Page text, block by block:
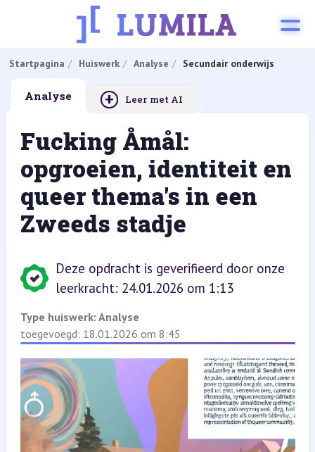
Startpagina Huiswerk Analyse Secundair onderwijs
Analyse + Leer met AI
Fucking Åmål:
opgroeien, identiteit en
queer thema's in een
Zweeds stadje
Deze opdracht is geverifieerd door onze
leerkracht: 24.01.2026 om 1:13
Type huiswerk: Analyse
toegevoegd: 18.01.2026 om 8:45